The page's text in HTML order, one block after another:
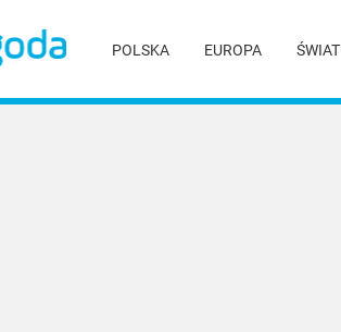
POLSKA EUROPA ŚWIAT